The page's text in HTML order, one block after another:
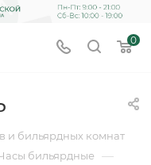
0
и бильярдных комнат
бильярдные —